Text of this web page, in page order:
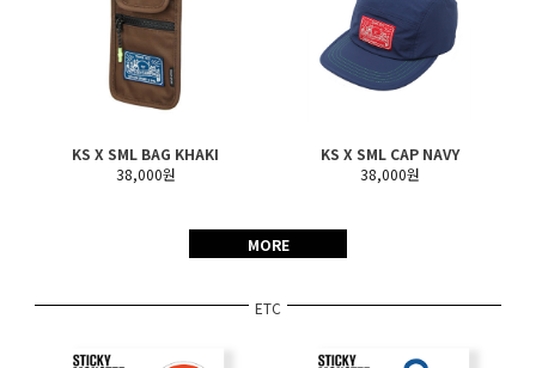
KS X SML BAG KHAKI
38,000원
KS X SML CAP NAVY
38,000원
MORE
ETC